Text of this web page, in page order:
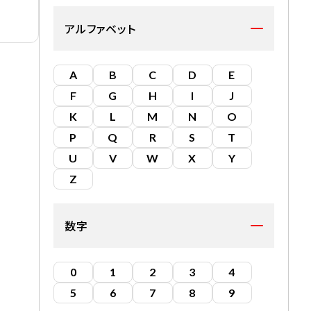
アルファベット
A B C D
E
F
G H I
J
K
L M N
O
P
Q R S
T
U
V W X
Y
Z
数字
0 1 2 3
4
5
6 7 8 9